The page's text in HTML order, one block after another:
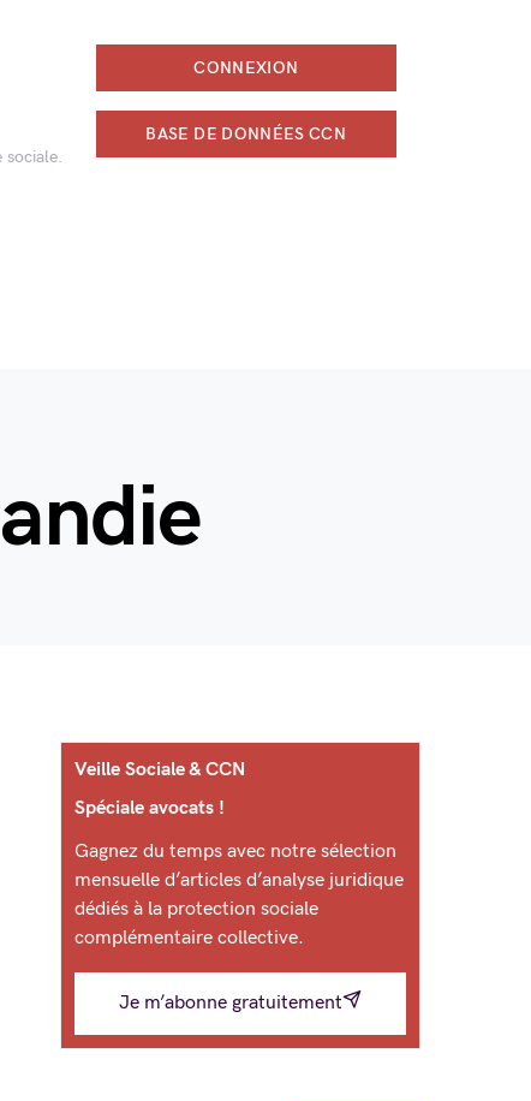
sociale.
CONNEXION
BASE DE DONNÉES CCN
Veille Sociale & CCN
Spéciale avocats !
Gagnez du temps avec notre sélection
mensuelle d’articles d’analyse juridique
dédiés à la protection sociale
complémentaire collective.
Je m’abonne gratuitement